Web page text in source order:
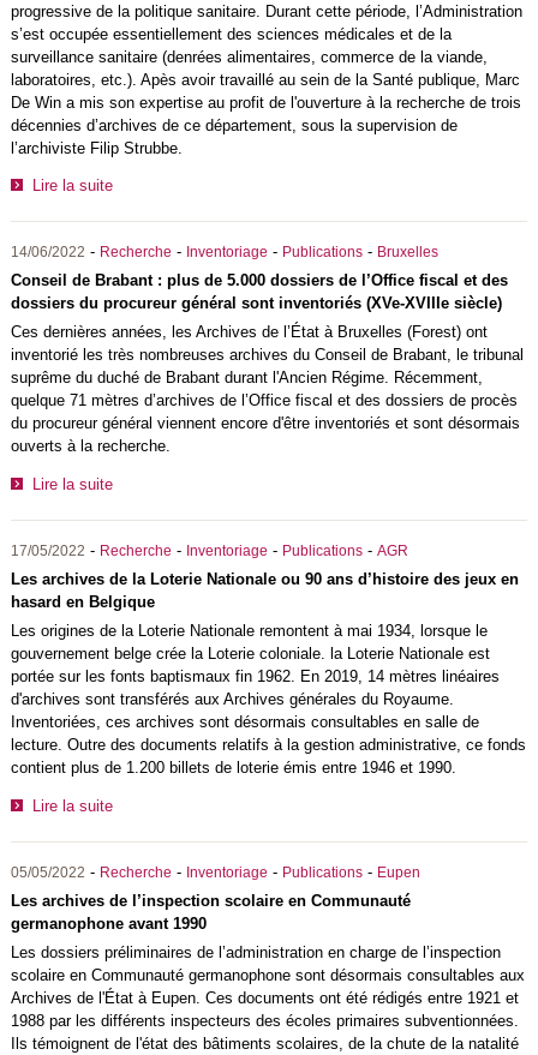
progressive de la politique sanitaire. Durant cette période, l’Administration
s’est occupée essentiellement des sciences médicales et de la
surveillance sanitaire (denrées alimentaires, commerce de la viande,
laboratoires, etc.). Apès avoir travaillé au sein de la Santé publique, Marc
De Win a mis son expertise au profit de l'ouverture à la recherche de trois
décennies d’archives de ce département, sous la supervision de
l’archiviste Filip Strubbe.
Lire la suite
14/06/2022 - Recherche - Inventoriage - Publications- Bruxelles
Conseil de Brabant : plus de 5.000 dossiers de l’Office fiscal et des
dossiers du procureur général sont inventoriés (XVe-XVIIIe siècle)
Ces dernières années, les Archives de l’État à Bruxelles (Forest) ont
inventorié les très nombreuses archives du Conseil de Brabant, le tribunal
suprême du duché de Brabant durant l'Ancien Régime. Récemment,
quelque 71 mètres d’archives de l’Office fiscal et des dossiers de procès
du procureur général viennent encore d'être inventoriés et sont désormais
ouverts à la recherche.
Lire la suite
17/05/2022 - Recherche - Inventoriage - Publications- AGR
Les archives de la Loterie Nationale ou 90 ans d’histoire des jeux en
hasard en Belgique
Les origines de la Loterie Nationale remontent à mai 1934, lorsque le
gouvernement belge crée la Loterie coloniale. la Loterie Nationale est
portée sur les fonts baptismaux fin 1962. En 2019, 14 mètres linéaires
d'archives sont transférés aux Archives générales du Royaume.
Inventoriées, ces archives sont désormais consultables en salle de
lecture. Outre des documents relatifs à la gestion administrative, ce fonds
contient plus de 1.200 billets de loterie émis entre 1946 et 1990.
Lire la suite
05/05/2022 - Recherche - Inventoriage - Publications- Eupen
Les archives de l’inspection scolaire en Communauté
germanophone avant 1990
Les dossiers préliminaires de l’administration en charge de l’inspection
scolaire en Communauté germanophone sont désormais consultables aux
Archives de l'État à Eupen. Ces documents ont été rédigés entre 1921 et
1988 par les différents inspecteurs des écoles primaires subventionnées.
Ils témoignent de l'état des bâtiments scolaires, de la chute de la natalité